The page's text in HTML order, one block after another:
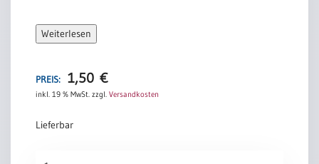
Weiterlesen
PREIS: 1,50 €
inkl. 19 % MwSt. zzgl. Versandkosten
Lieferbar